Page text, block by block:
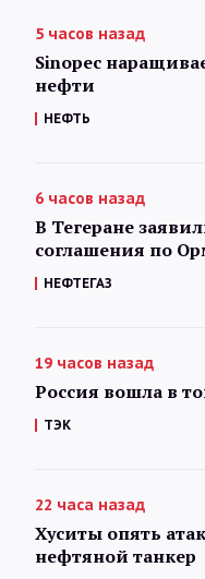
5 часов назад
Sinopec
нефти
НЕФТЬ
6 часов назад
В Тегеране
соглашения по
НЕФТЕГАЗ
19 часов назад
Россия вошла в
ТЭК
22 часа назад
Хуситы опять
нефтяной танкер